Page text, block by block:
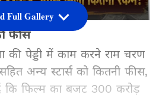
फीस
की पेड्डी में काम करने राम चरण
अन्य स्टार्स को कितनी फीस,
कि फिल्म का बजट 300 करोड़
Full Gallery